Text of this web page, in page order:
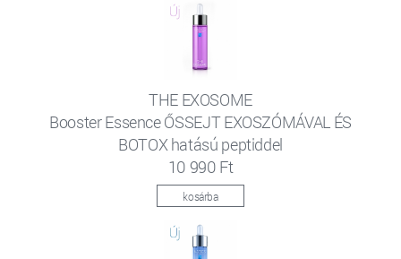
THE EXOSOME
Booster Essence ŐSSEJT EXOSZÓMÁVAL ÉS
BOTOX hatású peptiddel
10 990 Ft
kosárba